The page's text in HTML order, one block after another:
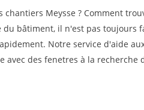
chantiers Meysse ? Comment
bâtiment, il n'est pas toujours
Notre service d'aide
avec des fenetres à la